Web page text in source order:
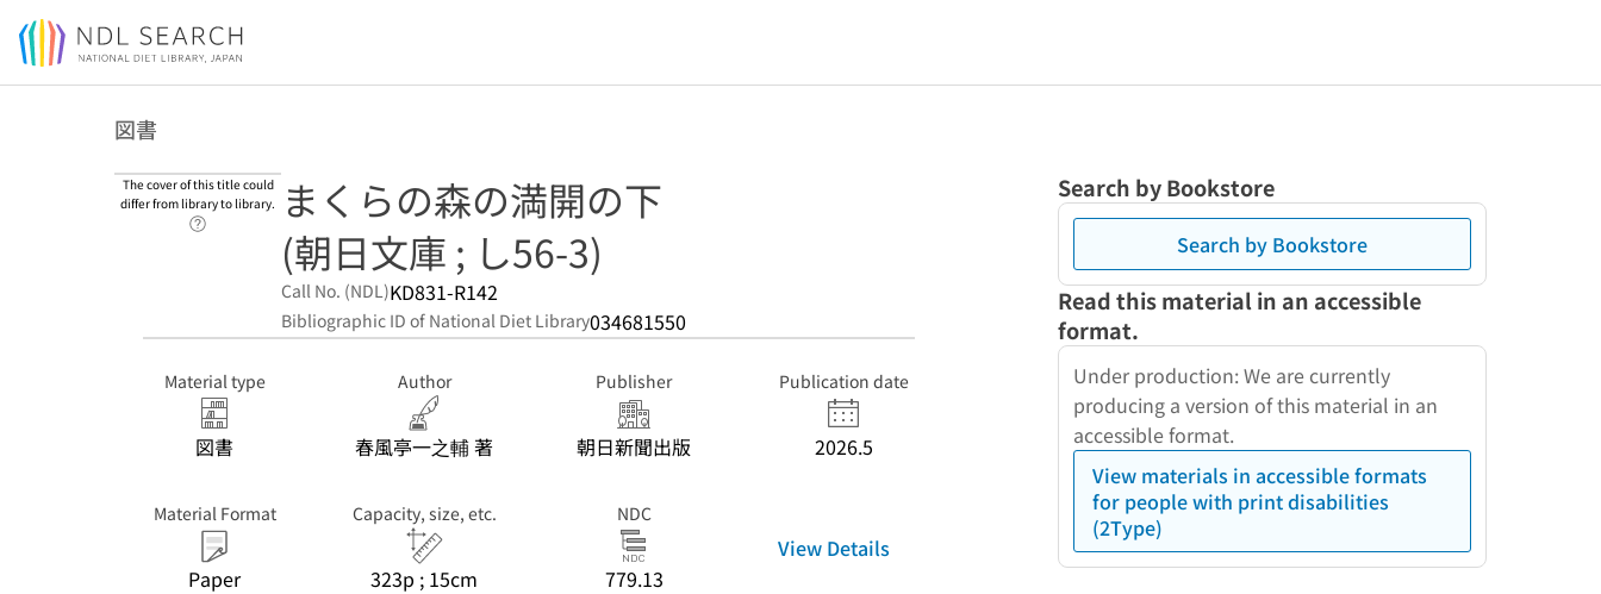
Jump to main content
図書
The cover of this title could
differ from library to library.
Link to Help Pageまくらの森の満開の下
(朝日文庫 ; し56-3)
Call No. (NDL)KD831-R142
Bibliographic ID of National Diet Library034681550
Material type
図書
Author
春風亭一之輔 著
Publisher
朝日新聞出版
Publication date
2026.5
Material Format
Paper
Capacity, size, etc.
323p ; 15cm
NDC
779.13
View Details
Search by Bookstore
Search by Bookstore
Read this material in an accessible
format.
Under production: We are currently
producing a version of this material in an
accessible format.
View materials in accessible formats
for people with print disabilities
(2Type)